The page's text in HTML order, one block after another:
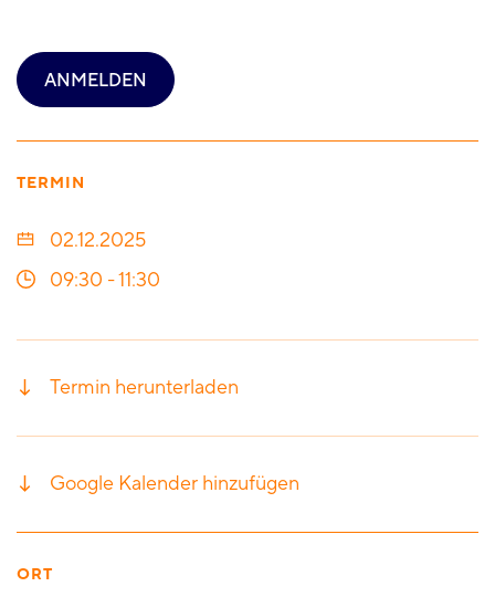
ANMELDEN
TERMIN
02.12.2025
09:30 -11:30
Termin herunterladen
Google Kalender hinzufügen
ORT